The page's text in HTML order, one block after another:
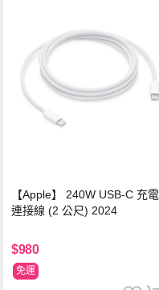
【Apple】 240W USB-C 充電
連接線 (2 公尺) 2024
$980
免運